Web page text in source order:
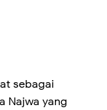
sebagai
Najwa yang